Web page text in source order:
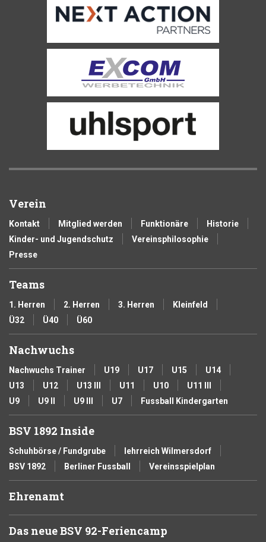
Verein
Kontakt Mitglied werden Funktionäre
Historie
Kinder- und Jugendschutz
Vereinsphilosophie
Presse
Teams
1. Herren 2. Herren 3. Herren
Kleinfeld
Ü32
Ü40 Ü60
Nachwuchs
Nachwuchs Trainer U19 U17 U15
U14
U13
U12 U13 III U11 U10
U11 III
U9
U9 II U9 III U7 Fussball Kindergarten
BSV 1892 Inside
Schuhbörse / Fundgrube
lehrreich Wilmersdorf
BSV 1892
Berliner Fussball Vereinsspielplan
Ehrenamt
Das neue BSV 92-Feriencamp